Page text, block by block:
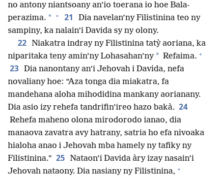
no antony niantsoany an’io toerana io hoe Bala-
perazima. * + 21
Dia navelan’ny Filistinina teo ny
sampiny, ka nalain’i Davida sy ny olony.
22 Niakatra indray ny Filistinina tatỳ aoriana, ka
niparitaka teny amin’ny Lohasahan’ny * Refaima. +
23 Dia nanontany an’i Jehovah i Davida, nefa
novaliany hoe: “Aza tonga dia miakatra, fa
mandehana aloha mihodidina mankany aorianany.
Dia asio izy rehefa tandrifin’ireo hazo bakà. 24
Rehefa maheno olona mirodorodo ianao, dia
manaova zavatra avy hatrany, satria ho efa nivoaka
hialoha anao i Jehovah mba hamely ny tafiky ny
Filistinina.” 25 Nataon’i Davida àry izay nasain’i
Jehovah nataony. Dia nasiany ny Filistinina, +